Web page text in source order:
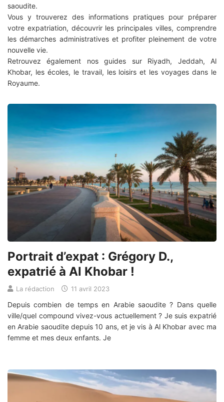
saoudite.
Vous y trouverez des informations pratiques pour préparer
votre expatriation, découvrir les principales villes, comprendre
les démarches administratives et profiter pleinement de votre
nouvelle vie.
Retrouvez également nos guides sur Riyadh, Jeddah, Al
Khobar, les écoles, le travail, les loisirs et les voyages dans le
Royaume.
Portrait d’expat : Grégory D.,
expatrié à Al Khobar !
La rédaction 11 avril 2023
Depuis combien de temps en Arabie saoudite ? Dans quelle
ville/quel compound vivez-vous actuellement ? Je suis expatrié
en Arabie saoudite depuis 10 ans, et je vis à Al Khobar avec ma
femme et mes deux enfants. Je